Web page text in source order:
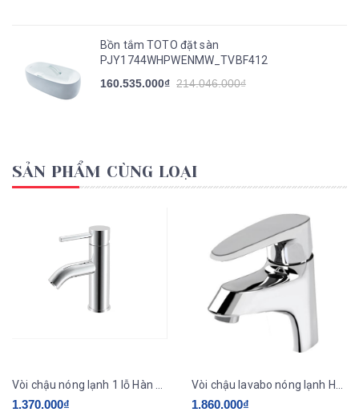
Bồn tắm TOTO đặt sàn
PJY1744WHPWENMW_TVBF412
160.535.000₫ 214.046.000₫
SẢN PHẨM CÙNG LOẠI
1.370.000₫ 1.860.000₫